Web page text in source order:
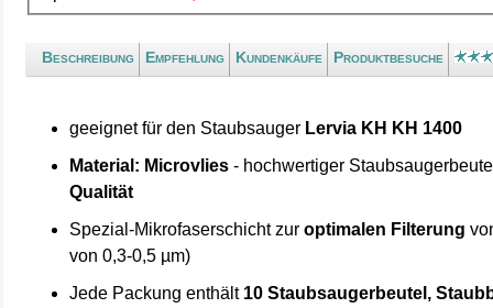
Beschreibung Empfehlung Kundenkäufe Produktbesuche
geeignet für den Staubsauger Lervia KH KH 1400
Material: Microvlies - hochwertiger
Qualität
Spezial-Mikrofaserschicht zuroptimalen Filterung
von 0,3-0,5 µm)
Jede Packung enthält 10 Staubsaugerbeutel,